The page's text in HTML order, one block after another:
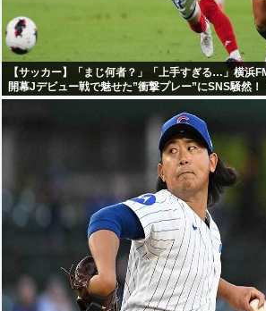
【サッカー】「まじ何者？」「上手すぎる…」横浜
開幕Jデビュー戦で魅せた”衝撃プレー”にSNS騒然！